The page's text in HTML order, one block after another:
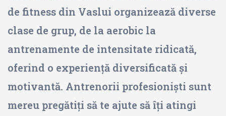
de fitness din Vaslui organizează diverse
clase de grup, de la aerobic la
antrenamente de intensitate ridicată,
oferind o experiență diversificată și
motivantă. Antrenorii profesioniști sunt
mereu pregătiți să te ajute să îți atingi